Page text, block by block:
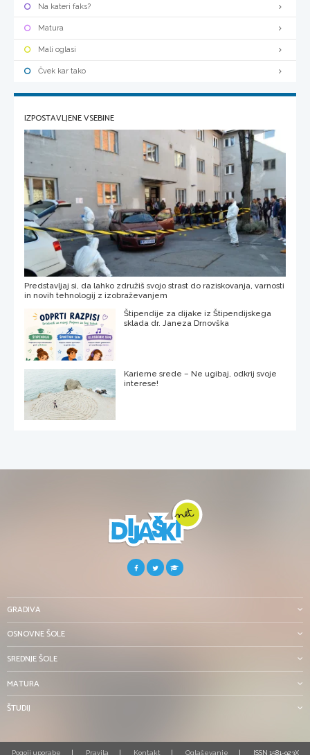
Na kateri faks?
Matura
Mali oglasi
Čvek kar tako
IZPOSTAVLJENE VSEBINE
Predstavljaj si, da lahko združiš svojo strast do raziskovanja, varnosti
in novih tehnologij z izobraževanjem
Štipendije za dijake iz Štipendijskega
sklada dr. Janeza Drnovška
Karierne srede – Ne ugibaj, odkrij svoje
interese!
GRADIVA
OSNOVNE ŠOLE
SREDNJE ŠOLE
MATURA
ŠTUDIJ
Pogoji uporabe Pravila Kontakt Oglaševanje ISSN 1581-923X